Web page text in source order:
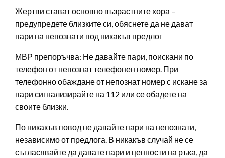
Жертви стават основно възрастните хора –
предупредете близките си, обяснете да не дават
пари на непознати под никакъв предлог
МВР препоръчва: Не давайте пари, поискани по
телефон от непознат телефонен номер. При
телефонно обаждане от непознат номер с искане за
пари сигнализирайте на 112 или се обадете на
своите близки.
По никакъв повод не давайте пари на непознати,
независимо от предлога. В никакъв случай не се
съгласявайте да давате пари и ценности на ръка, да